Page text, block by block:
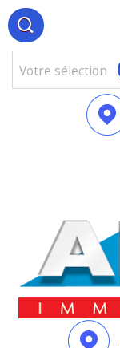
votre sélection